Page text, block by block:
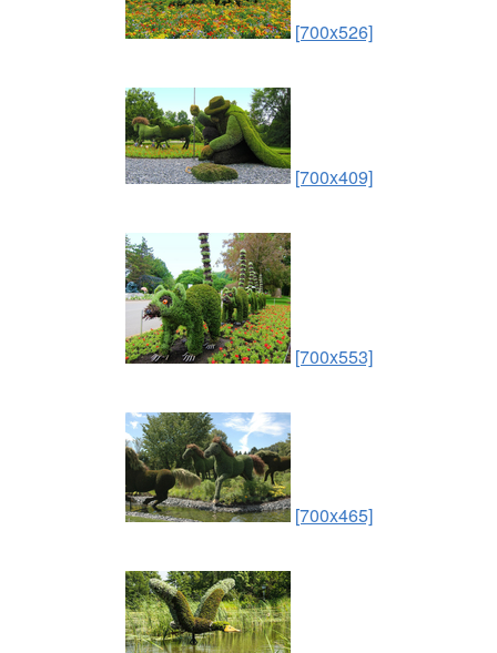
[700x526]
[700x409]
[700x553]
[700x465]